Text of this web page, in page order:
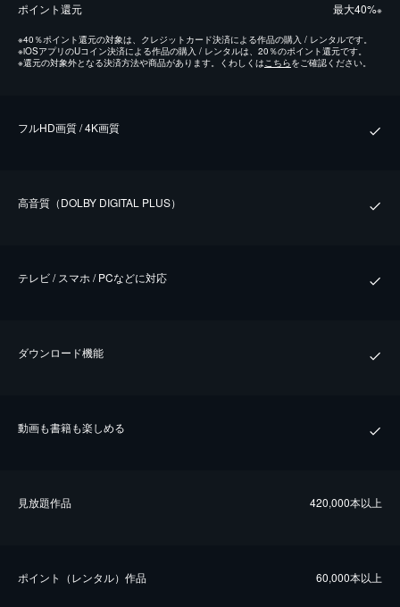
ポイント還元 最⼤40%※
※40％ポイント還元の対象は、クレジットカード決済による作品の購入 / レンタルです。
※iOSアプリのUコイン決済による作品の購入 / レンタルは、20％のポイント還元です。
※還元の対象外となる決済方法や商品があります。くわしくはこちらをご確認ください。
フルHD画質 / 4K画質
⾼⾳質（DOLBY DIGITAL PLUS）
テレビ / スマホ / PCなどに対応
ダウンロード機能
動画も書籍も楽しめる
⾒放題作品 420,000本以上
ポイント（レンタル）作品 60,000本以上